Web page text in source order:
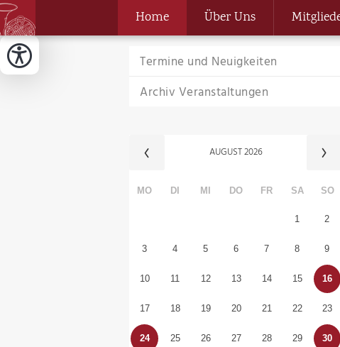
Home Über Uns
Termine und Neuigkeiten
Archiv Veranstaltungen
AUGUST2026
MO DI MI DO FR SA SO
1 2
3 4 5 6 7 8 9
10 11 12 13 14 15 16
17 18 19 20 21 22 23
24 25 26 27 28 29 30